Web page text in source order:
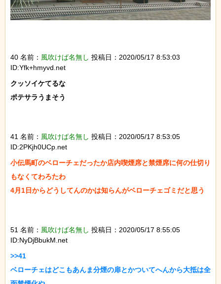
40 名前： 風吹けば名無し 投稿日：2020/05/17 8:53:03
ID:Yfk+hmyvd.net
クッソイケてるな
ポテサラうまそう
41 名前： 風吹けば名無し 投稿日：2020/05/17 8:53:05
ID:2PKjh0UCp.net
小伝馬町のベローチェだったか店内喫煙席と禁煙席に何の仕切り
もなくてわろたわ
4月1日からどうしてんのかは知らんがベローチェゴミだと思う
51 名前： 風吹けば名無し 投稿日：2020/05/17 8:55:05
ID:NyDjBbukM.net
>>41
ベローチェはどこもあんま分煙の扉とかついてへんから大抵は全